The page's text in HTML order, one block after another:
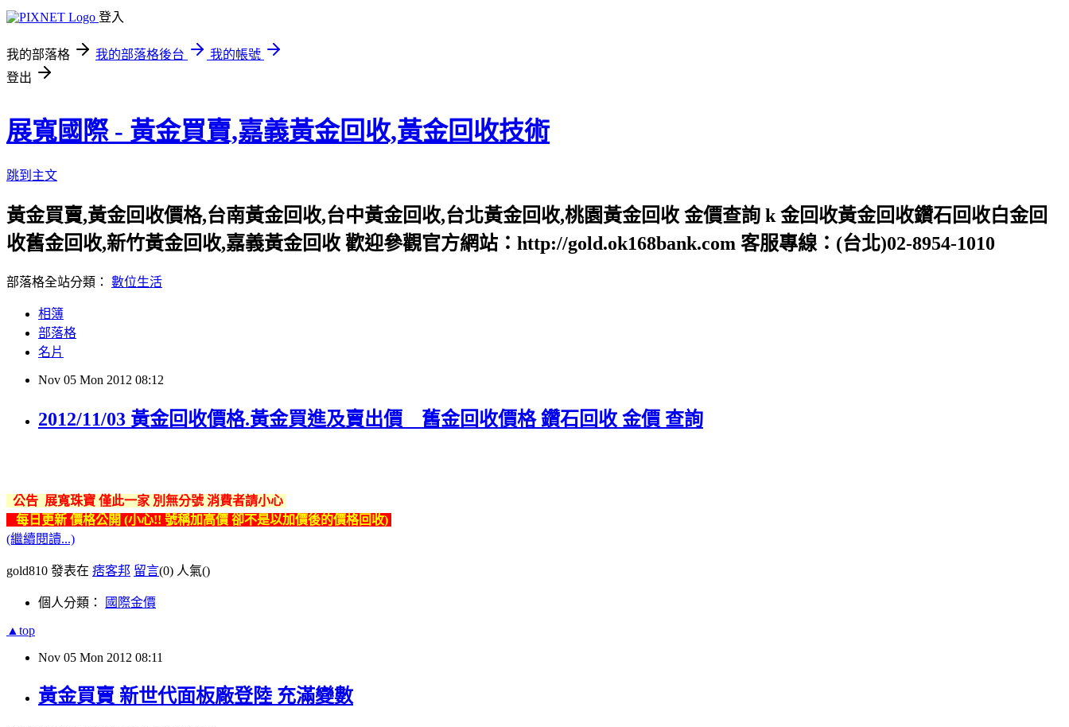
登入
我的部落格 我的部落格後台
我的帳號
登出
展寬國際 - 黃金買賣,嘉義黃金回收,黃金回收技術
跳到主文
黃金買賣,黃金回收價格,台南黃金回收,台中黃金回收,台北黃金回收,桃園黃金回收 金價查詢 k 金回收黃金回收鑽石回收白金回
收舊金回收,新竹黃金回收,嘉義黃金回收 歡迎參觀官方網站：http://gold.ok168bank.com 客服專線：(台北)02-8954-1010
部落格全站分類： 數位生活
相簿
部落格
名片
Nov 05 Mon 2012 08:12
2012/11/03 黃金回收價格.黃金買進及賣出價 舊金回收價格 鑽石回收 金價 查詢
公告 展寬珠寶 僅此一家 別無分號 消費者請小心
每日更新 價格公開 (小心!! 號稱加高價 卻不是以加價後的價格回收)
(繼續閱讀...)
gold810 發表在 痞客邦 留言(0) 人氣()
個人分類： 國際金價
▲top
Nov 05 Mon 2012 08:11
黃金買賣 新世代面板廠登陸 充滿變數